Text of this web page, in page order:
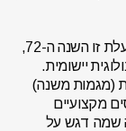
המכללה הטכנולוגית להנדסאים באר שבע, הפועלת זו השנה ה-72,
יישומית.
לימוד ו-25 התמחויות (מגמות משנה)
מקצועיים
שמה דגש על